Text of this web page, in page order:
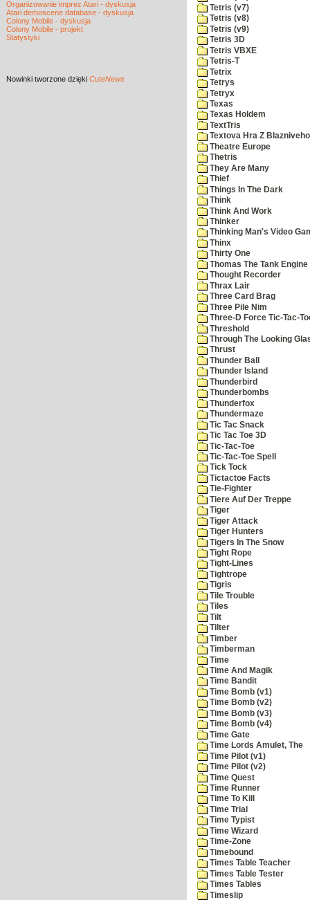
Organizowanie imprez Atari - dyskusja
Atari demoscene database - dyskusja
Colony Mobile - dyskusja
Colony Mobile - projekt
Statystyki
Nowinki tworzone dzięki CuteNews
Tetris (v7)
Tetris (v8)
Tetris (v9)
Tetris 3D
Tetris VBXE
Tetris-T
Tetrix
Tetrys
Tetryx
Texas
Texas Holdem
TextTris
Textova Hra Z
Theatre Europe
Thetris
They Are Many
Thief
Things In The Dark
Think
Think And Work
Thinker
Thinking Man's Video
Thinx
Thirty One
Thomas The Tank Engine
Thought Recorder
Thrax Lair
Three Card Brag
Three Pile Nim
Three-D Force Tic-Tac-
Threshold
Through The Looking
Thrust
Thunder Ball
Thunder Island
Thunderbird
Thunderbombs
Thunderfox
Thundermaze
Tic Tac Snack
Tic Tac Toe 3D
Tic-Tac-Toe
Tic-Tac-Toe Spell
Tick Tock
Tictactoe Facts
Tie-Fighter
Tiere Auf Der Treppe
Tiger
Tiger Attack
Tiger Hunters
Tigers In The Snow
Tight Rope
Tight-Lines
Tightrope
Tigris
Tile Trouble
Tiles
Tilt
Tilter
Timber
Timberman
Time
Time And Magik
Time Bandit
Time Bomb (v1)
Time Bomb (v2)
Time Bomb (v3)
Time Bomb (v4)
Time Gate
Time Lords Amulet, The
Time Pilot (v1)
Time Pilot (v2)
Time Quest
Time Runner
Time To Kill
Time Trial
Time Typist
Time Wizard
Time-Zone
Timebound
Times Table Teacher
Times Table Tester
Times Tables
Timeslip